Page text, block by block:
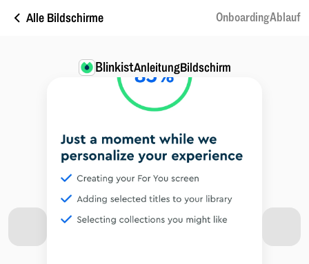
Alle Bildschirme OnboardingAblauf
BlinkistAnleitungBildschirm